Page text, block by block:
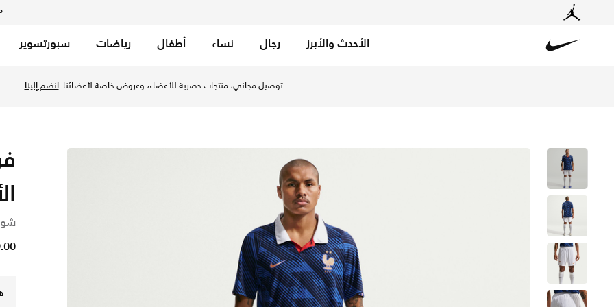
الأحدث والأبرز رجال نساء أطفال رياضات سبورتسوير
توصيل مجاني، منتجات حصرية للأعضاء، وعروض خاصة لأعضائنا.انضم إلينا